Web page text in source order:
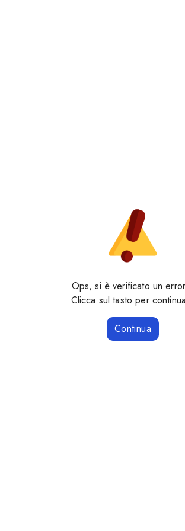
Ops, si è verificato un
Clicca sul tasto per
Continua